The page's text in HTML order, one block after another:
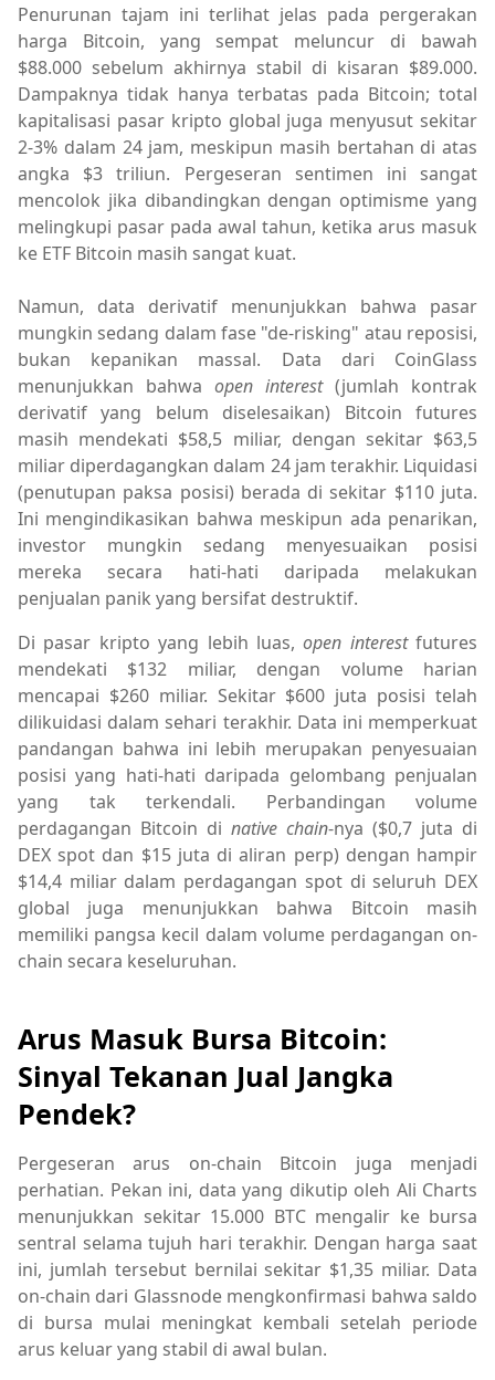
Penurunan tajam ini terlihat jelas pada pergerakan
harga Bitcoin, yang sempat meluncur di bawah
$88.000 sebelum akhirnya stabil di kisaran $89.000.
Dampaknya tidak hanya terbatas pada Bitcoin; total
kapitalisasi pasar kripto global juga menyusut sekitar
2-3% dalam 24 jam, meskipun masih bertahan di atas
angka $3 triliun. Pergeseran sentimen ini sangat
mencolok jika dibandingkan dengan optimisme yang
melingkupi pasar pada awal tahun, ketika arus masuk
ke ETF Bitcoin masih sangat kuat.
Namun, data derivatif menunjukkan bahwa pasar
mungkin sedang dalam fase "de-risking" atau reposisi,
bukan kepanikan massal. Data dari CoinGlass
menunjukkan bahwa open interest(jumlah kontrak
derivatif yang belum diselesaikan) Bitcoin futures
masih mendekati $58,5 miliar, dengan sekitar $63,5
miliar diperdagangkan dalam 24 jam terakhir. Liquidasi
(penutupan paksa posisi) berada di sekitar $110 juta.
Ini mengindikasikan bahwa meskipun ada penarikan,
investor mungkin sedang menyesuaikan posisi
mereka secara hati-hati daripada melakukan
penjualan panik yang bersifat destruktif.
Di pasar kripto yang lebih luas,open interestfutures
mendekati $132 miliar, dengan volume harian
mencapai $260 miliar. Sekitar $600 juta posisi telah
dilikuidasi dalam sehari terakhir. Data ini memperkuat
pandangan bahwa ini lebih merupakan penyesuaian
posisi yang hati-hati daripada gelombang penjualan
yang tak terkendali. Perbandingan volume
perdagangan Bitcoin di native chain-nya ($0,7 juta di
DEX spot dan $15 juta di aliran perp) dengan hampir
$14,4 miliar dalam perdagangan spot di seluruh DEX
global juga menunjukkan bahwa Bitcoin masih
memiliki pangsa kecil dalam volume perdagangan on-
chain secara keseluruhan.
Arus Masuk Bursa Bitcoin:
Sinyal Tekanan Jual Jangka
Pendek?
Pergeseran arus on-chain Bitcoin juga menjadi
perhatian. Pekan ini, data yang dikutip oleh Ali Charts
menunjukkan sekitar 15.000 BTC mengalir ke bursa
sentral selama tujuh hari terakhir. Dengan harga saat
ini, jumlah tersebut bernilai sekitar $1,35 miliar. Data
on-chain dari Glassnode mengkonfirmasi bahwa saldo
di bursa mulai meningkat kembali setelah periode
arus keluar yang stabil di awal bulan.